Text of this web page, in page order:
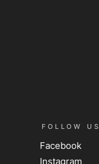
FOLLOW US
Facebook
Instagram